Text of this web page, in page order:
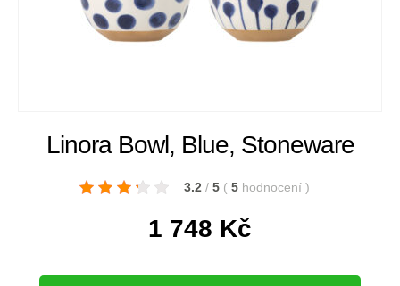
Linora Bowl, Blue, Stoneware
3.2 / 5 ( 5 hodnocení )
1 748 Kč